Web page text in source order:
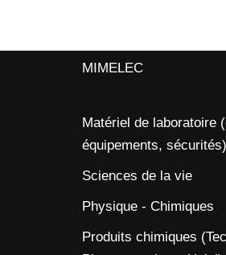
MIMELEC
Matériel de laboratoire
équipements, sécurités)
Sciences de la vie
Physique - Chimiques
Produits chimiques